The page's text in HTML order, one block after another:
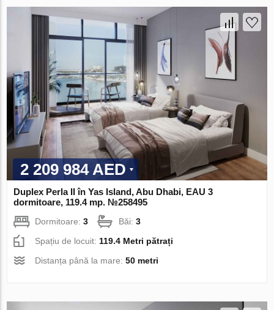
2 209 984 AED
Duplex Perla II în Yas Island, Abu Dhabi, EAU 3
dormitoare, 119.4 mp. №258495
Dormitoare:3 Băi:3
Spațiu de locuit: 119.4 Metri pătrați
Distanța până la mare:50 metri